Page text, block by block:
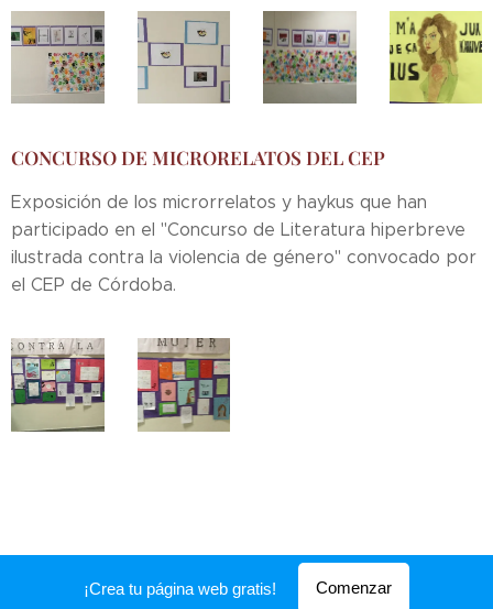
CONCURSO DE MICRORELATOS DEL CEP
Exposición de los microrrelatos y haykus que han
participado en el "Concurso de Literatura hiperbreve
ilustrada contra la violencia de género" convocado por
el CEP de Córdoba.
Creado conWebnode
¡Crea tu página web gratis! Comenzar